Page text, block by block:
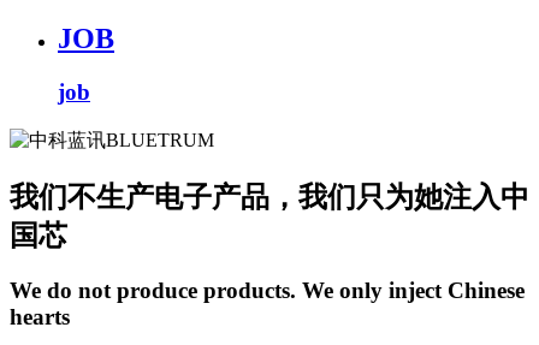
JOB
job
我们不生产电子产品，我们只为她注入中
国芯
We do not produce products. We only inject Chinese
hearts